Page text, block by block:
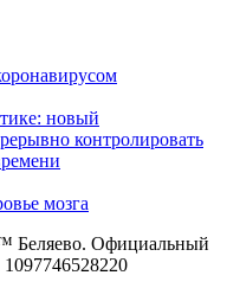
новый
контролировать
мозга
Беляево. Официальный